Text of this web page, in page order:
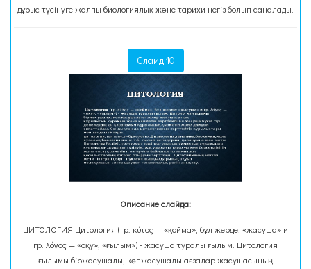
дұрыс түсінуге жалпы биологиялық және тарихи негіз болып саналады.
Слайд 10
Описание слайда:
ЦИТОЛОГИЯ Цитология (гр. κύτος — «қойма», бұл жерде: «жасуша» и
гр. λόγος — «оқу», «ғылым») - жасуша туралы ғылым. Цитология
ғылымы біржасушалы, көпжасушалы ағзалар жасушасының